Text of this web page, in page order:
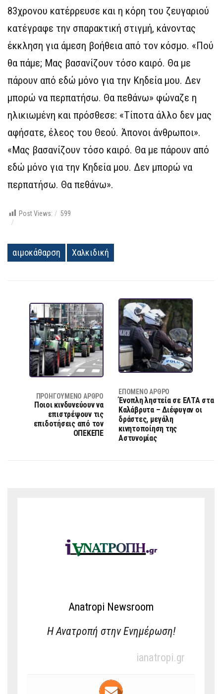
83χρονου κατέρρευσε και η κόρη του ζευγαριού
κατέγραφε την σπαρακτική στιγμή, κάνοντας
έκκληση για άμεση βοήθεια από τον κόσμο. «Πού
θα πάμε; Μας βασανίζουν τόσο καιρό. Θα με
πάρουν από εδώ μόνο για την Κηδεία μου. Δεν
μπορώ να περπατήσω. Θα πεθάνω» φώναζε η
ηλικιωμένη και πρόσθεσε: «Τίποτα άλλο δεν μας
αφήσατε, έλεος του Θεού. Άπονοι άνθρωποι».
«Μας βασανίζουν τόσο καιρό. Θα με πάρουν από
εδώ μόνο για την Κηδεία μου. Δεν μπορώ να
περπατήσω. Θα πεθάνω».
Post Views: 599
αιμοκάθαρση Χαλκιδική
ΠΡΟΗΓΟΎΜΕΝΟ ΆΡΘΡΟ
Ποιοι κινδυνεύουν να
επιστρέψουν τις
επιδοτήσεις από τον
ΟΠΕΚΕΠΕ
ΕΠΌΜΕΝΟ ΆΡΘΡΟ
Ένοπλη ληστεία σε ΕΛΤΑ στα
Καλάβρυτα – Διέφυγαν οι
δράστες, μεγάλη
κινητοποίηση της
Αστυνομίας
Anatropi Newsroom
Η Ανατροπή στην Ενημέρωση!
ianatropi.gr